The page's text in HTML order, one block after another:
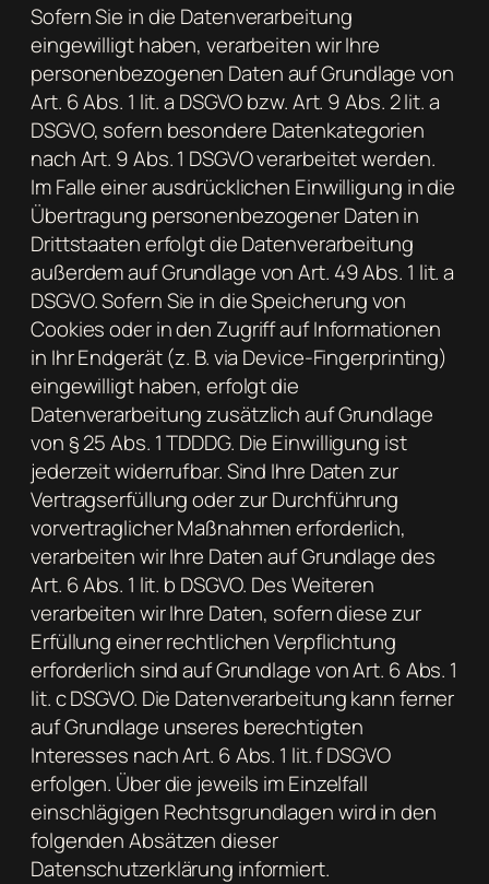
Sofern Sie in die Datenverarbeitung
eingewilligt haben, verarbeiten wir Ihre
personenbezogenen Daten auf Grundlage von
Art. 6 Abs. 1 lit. a DSGVO bzw. Art. 9 Abs. 2 lit. a
DSGVO, sofern besondere Datenkategorien
nach Art. 9 Abs. 1 DSGVO verarbeitet werden.
Im Falle einer ausdrücklichen Einwilligung in die
Übertragung personenbezogener Daten in
Drittstaaten erfolgt die Datenverarbeitung
außerdem auf Grundlage von Art. 49 Abs. 1 lit. a
DSGVO. Sofern Sie in die Speicherung von
Cookies oder in den Zugriff auf Informationen
in Ihr Endgerät (z. B. via Device-Fingerprinting)
eingewilligt haben, erfolgt die
Datenverarbeitung zusätzlich auf Grundlage
von § 25 Abs. 1 TDDDG. Die Einwilligung ist
jederzeit widerrufbar. Sind Ihre Daten zur
Vertragserfüllung oder zur Durchführung
vorvertraglicher Maßnahmen erforderlich,
verarbeiten wir Ihre Daten auf Grundlage des
Art. 6 Abs. 1 lit. b DSGVO. Des Weiteren
verarbeiten wir Ihre Daten, sofern diese zur
Erfüllung einer rechtlichen Verpflichtung
erforderlich sind auf Grundlage von Art. 6 Abs. 1
lit. c DSGVO. Die Datenverarbeitung kann ferner
auf Grundlage unseres berechtigten
Interesses nach Art. 6 Abs. 1 lit. f DSGVO
erfolgen. Über die jeweils im Einzelfall
einschlägigen Rechtsgrundlagen wird in den
folgenden Absätzen dieser
Datenschutzerklärung informiert.